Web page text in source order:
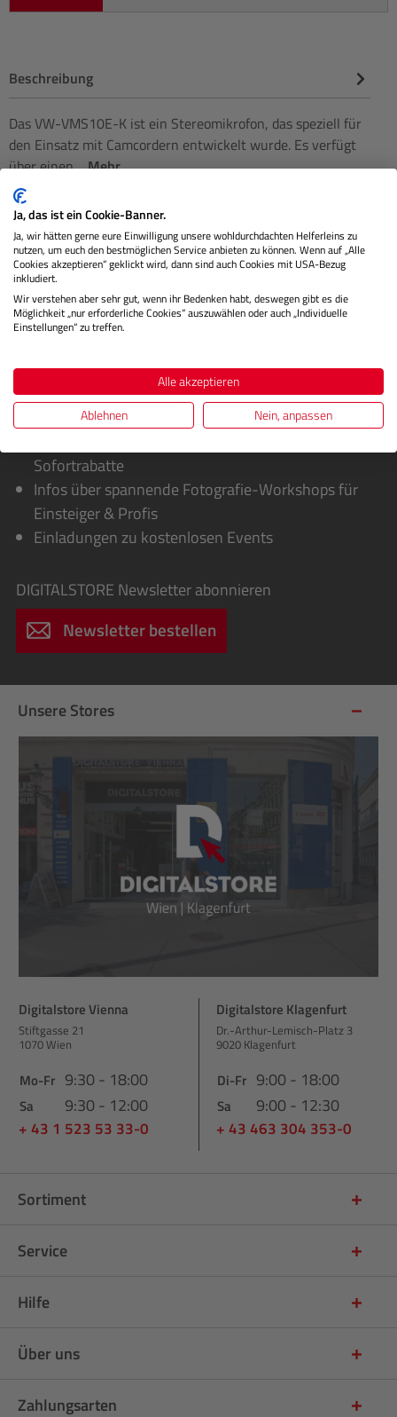
Beschreibung
Das VW-VMS10E-K ist ein Stereomikrofon, das speziell für
den Einsatz mit Camcordern entwickelt wurde. Es verfügt
über einen…Mehr
Herstellerinformationen
Bewertungen
Sie erhalten von uns:
Sofortrabatte
Infos über spannende Fotografie-Workshops für
Einsteiger & Profis
Einladungen zu kostenlosen Events
DIGITALSTORE Newsletter abonnieren
Newsletter bestellen
Unsere Stores
Digitalstore Vienna
Stiftgasse 21
1070 Wien
Mo-Fr 9:30 - 18:00
Sa 9:30 - 12:00
+ 43 1 523 53 33-0
Digitalstore Klagenfurt
Dr.-Arthur-Lemisch-Platz 3
9020 Klagenfurt
Di-Fr 9:00 - 18:00
Sa 9:00 - 12:30
+ 43 463 304 353-0
Sortiment
Service
Hilfe
Über uns
Zahlungsarten
Ja, das ist ein Cookie-Banner.
Ja, wir hätten gerne eure Einwilligung unsere wohldurchdachten Helferleins zu
nutzen, um euch den bestmöglichen Service anbieten zu können. Wenn auf „Alle
Cookies akzeptieren“ geklickt wird, dann sind auch Cookies mit USA-Bezug
inkludiert.
Wir verstehen aber sehr gut, wenn ihr Bedenken habt, deswegen gibt es die
Möglichkeit „nur erforderliche Cookies“ auszuwählen oder auch „Individuelle
Einstellungen“ zu treffen.
Alle akzeptieren
Ablehnen
Nein, anpassen